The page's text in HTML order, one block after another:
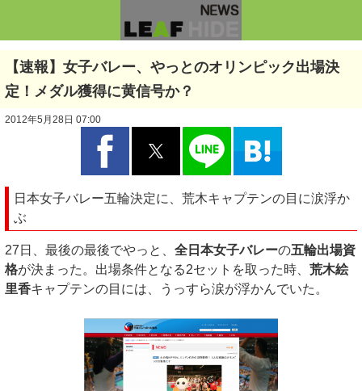
【速報】女子バレー、やっとのオリンピック出場決
定！メダル獲得に黄信号か？
2012年5月28日 07:00
日本女子バレー五輪決定に、荒木キャプテンの目に涙浮か
ぶ
27日、最後の最後でやっと、 全日本女子バレーの五輪出場資
格が決まった。出場条件となる2セットを取った時、 荒木絵
里香キャプテンの目には、うっすら涙が浮かんでいた。